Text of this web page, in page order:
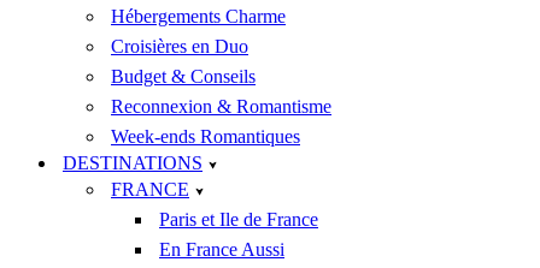
Hébergements Charme
Croisières en Duo
Budget & Conseils
Reconnexion & Romantisme
Week-ends Romantiques
DESTINATIONS
FRANCE
Paris et Ile de France
En France Aussi